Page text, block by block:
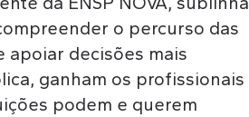
o percurso das
apoiar decisões mais
ganham os profissionais
podem e querem